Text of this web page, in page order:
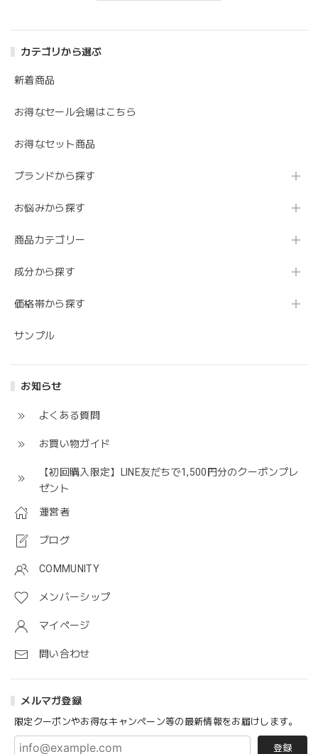
カテゴリから選ぶ
新着商品
お得なセール会場はこちら
お得なセット商品
ブランドから探す
お悩みから探す
商品カテゴリー
成分から探す
価格帯から探す
サンプル
お知らせ
よくある質問
お買い物ガイド
【初回購入限定】LINE友だちで1,500円分のクーポンプレ
ゼント
運営者
ブログ
COMMUNITY
メンバーシップ
マイページ
問い合わせ
メルマガ登録
限定クーポンやお得なキャンペーン等の最新情報をお届けします。
登録